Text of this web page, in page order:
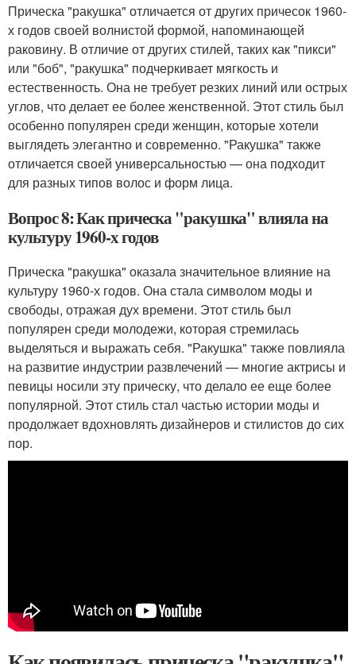
Прическа "ракушка" отличается от других причесок 1960-
х годов своей волнистой формой, напоминающей
раковину. В отличие от других стилей, таких как "пикси"
или "боб", "ракушка" подчеркивает мягкость и
естественность. Она не требует резких линий или острых
углов, что делает ее более женственной. Этот стиль был
особенно популярен среди женщин, которые хотели
выглядеть элегантно и современно. "Ракушка" также
отличается своей универсальностью — она подходит
для разных типов волос и форм лица.
Вопрос 8: Как прическа "ракушка" влияла на
культуру 1960-х годов
Прическа "ракушка" оказала значительное влияние на
культуру 1960-х годов. Она стала символом моды и
свободы, отражая дух времени. Этот стиль был
популярен среди молодежи, которая стремилась
выделяться и выражать себя. "Ракушка" также повлияла
на развитие индустрии развлечений — многие актрисы и
певицы носили эту прическу, что делало ее еще более
популярной. Этот стиль стал частью истории моды и
продолжает вдохновлять дизайнеров и стилистов до сих
пор.